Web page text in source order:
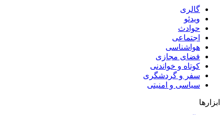
گالری
ویدئو
حوادث
اجتماعی
هواشناسی
فضای مجازی
کوتاه و خواندنی
سفر و گردشگری
سیاسی و امنیتی
ابزارها